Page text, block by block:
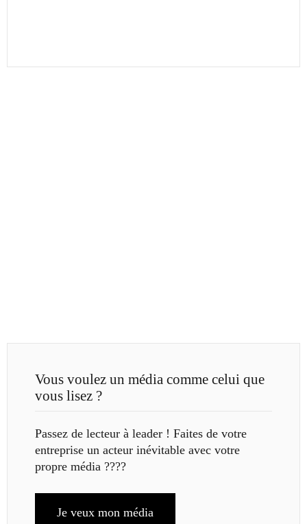
Vous voulez un média comme celui que
vous lisez ?
Passez de lecteur à leader ! Faites de votre
entreprise un acteur inévitable avec votre
propre média ????
Je veux mon média